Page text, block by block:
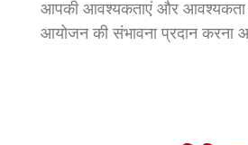
आपकी आवश्यकताएं और आवश्यकता
आयोजन की संभावना प्रदान करना